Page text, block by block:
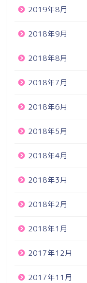
2019年8月
2018年9月
2018年8月
2018年7月
2018年6月
2018年5月
2018年4月
2018年3月
2018年2月
2018年1月
2017年12月
2017年11月